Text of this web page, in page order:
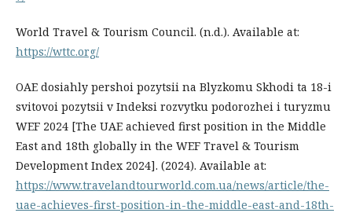
World Travel & Tourism Council. (n.d.). Available at:
https://wttc.org/
OAE dosiahly pershoi pozytsii na Blyzkomu Skhodi ta 18-i
svitovoi pozytsii v Indeksi rozvytku podorozhei i turyzmu
WEF 2024 [The UAE achieved first position in the Middle
East and 18th globally in the WEF Travel & Tourism
Development Index 2024]. (2024). Available at:
https://www.travelandtourworld.com.ua/news/article/the-
uae-achieves-first-position-in-the-middle-east-and-18th-